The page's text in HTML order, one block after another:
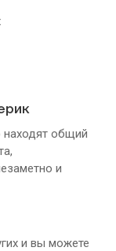
находят общий
и
и вы можете